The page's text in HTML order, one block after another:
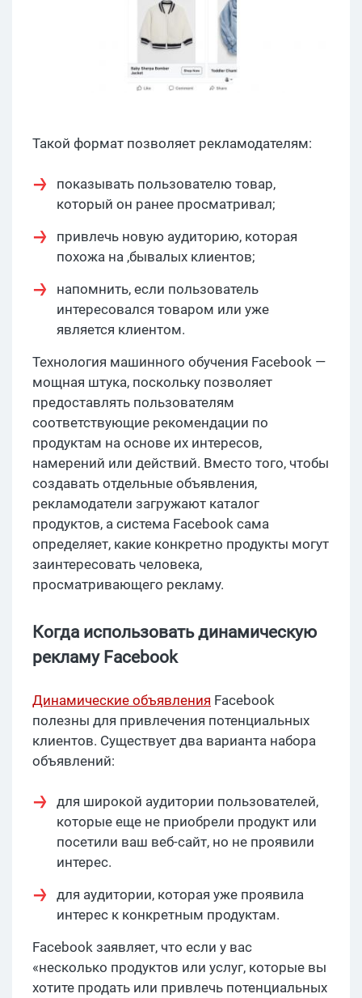
Такой формат позволяет рекламодателям:
показывать пользователю товар,
который он ранее просматривал;
привлечь новую аудиторию, которая
похожа на ,бывалых клиентов;
напомнить, если пользователь
интересовался товаром или уже
является клиентом.
Технология машинного обучения Facebook —
мощная штука, поскольку позволяет
предоставлять пользователям
соответствующие рекомендации по
продуктам на основе их интересов,
намерений или действий. Вместо того, чтобы
создавать отдельные объявления,
рекламодатели загружают каталог
продуктов, а система Facebook сама
определяет, какие конкретно продукты могут
заинтересовать человека,
просматривающего рекламу.
Когда использовать динамическую
рекламу Facebook
Динамические объявления Facebook
полезны для привлечения потенциальных
клиентов. Существует два варианта набора
объявлений:
для широкой аудитории пользователей,
которые еще не приобрели продукт или
посетили ваш веб-сайт, но не проявили
интерес.
для аудитории, которая уже проявила
интерес к конкретным продуктам.
Facebook заявляет, что если у вас
«несколько продуктов или услуг, которые вы
хотите продать или привлечь потенциальных